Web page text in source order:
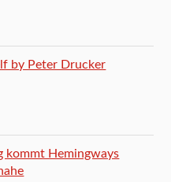
by Peter Drucker
kommt Hemingways